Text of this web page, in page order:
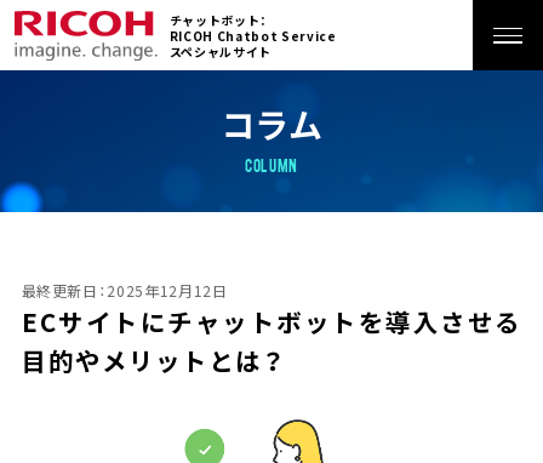
チャットボット：
RICOH Chatbot Service
スペシャルサイト
ホーム
機能
活用シーン
コラム
COLUMN
最終更新日：2025年12月12日
ECサイトにチャットボットを導入させる
目的やメリットとは？